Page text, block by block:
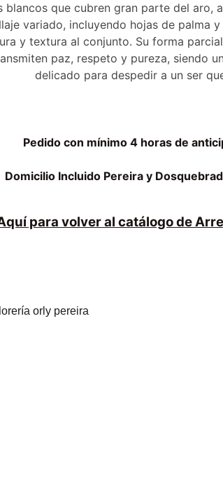
blancos que cubren gran parte del aro,
variado, incluyendo hojas de palma
y textura al conjunto. Su forma
paz, respeto y pureza, siendo
delicado para despedir a un ser
Pedido con mínimo 4 horas de
Domicilio Incluido Pereira y
para volver al catálogo de